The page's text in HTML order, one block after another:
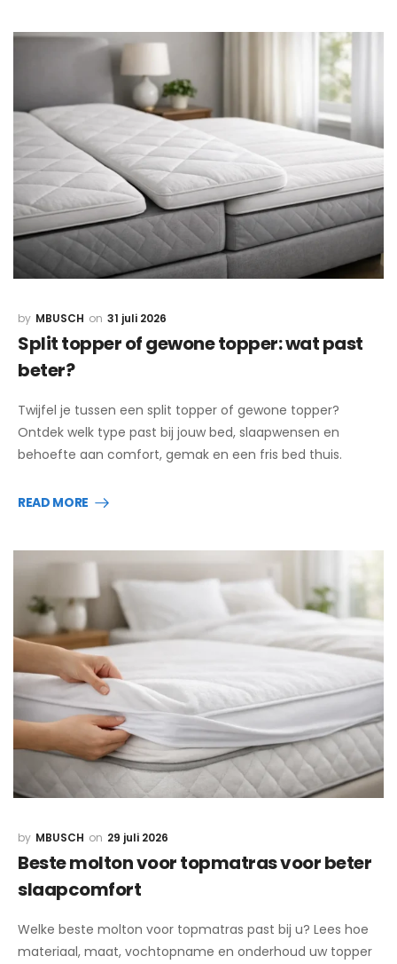
MBUSCH 31 juli 2026
Split topper of gewone topper: wat past
beter?
Twijfel je tussen een split topper of gewone topper?
Ontdek welk type past bij jouw bed, slaapwensen en
behoefte aan comfort, gemak en een fris bed thuis.
READ MORE
MBUSCH 29 juli 2026
Beste molton voor topmatras voor beter
slaapcomfort
Welke beste molton voor topmatras past bij u? Lees hoe
materiaal, maat, vochtopname en onderhoud uw topper